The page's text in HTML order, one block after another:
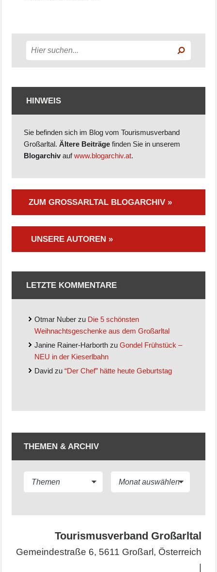
HINWEIS
Sie befinden sich im Blog vom Tourismusverband
Großarltal.Ältere Beiträge finden Sie in unserem
Blogarchiv aufwww.blogarchiv.at.
ZUM GROSSARLTAL BLOGARCHIV »
UNSERE AUTOREN »
LETZTE KOMMENTARE
Otmar Nuber zu Die 5 schönsten
Weihnachtsgeschenke aus dem Großarltal
Janine Rainer-Harborth zuGondel Frühstück –
NEU in der Kieserlbahn
David zu“Der Chef” hätte heute Geburtstag
THEMEN & ARCHIV
Tourismusverband Großarltal
Gemeindestraße 6, 5611 Großarl, Österreich